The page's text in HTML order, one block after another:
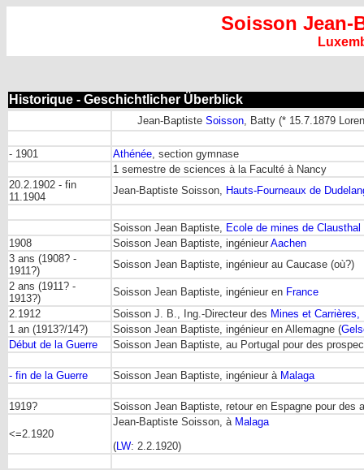
Soisson Jean-
Historique - Geschichtlicher Überblick
Jean-Baptiste Soisson, Batty (* 15.7.1879
- 1901 Athénée, section gymnase
1 semestre de sciences à la Faculté à Nancy
20.2.1902 - fin
11.1904
Jean-Baptiste Soisson, Hauts-Fourneaux de
Soisson Jean Baptiste, Ecole de mines de Clausthal
1908
Soisson Jean Baptiste, ingénieur Aachen
3 ans (1908? -
1911?)
Soisson Jean Baptiste, ingénieur au Caucase (où?)
2 ans (1911? -
1913?)
Soisson Jean Baptiste, ingénieur en France
2.1912
Soisson J. B., Ing.-Directeur des Mines et
1 an (1913?/14?)
Soisson Jean Baptiste, ingénieur en Allemagne (
Début de la Guerre
Soisson Jean Baptiste, au Portugal pour des
- fin de la Guerre Soisson Jean Baptiste, ingénieur à Malaga
1919? Soisson Jean Baptiste, retour en Espagne pour des
<=2.1920
Jean-Baptiste Soisson, à Malaga
(LW: 2.2.1920)